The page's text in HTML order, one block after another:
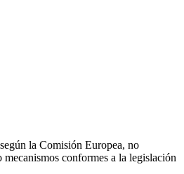
la Comisión Europea, no
conformes a la legislación